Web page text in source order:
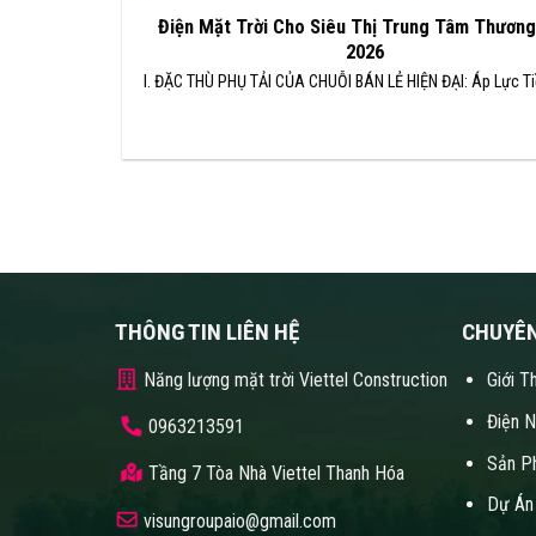
Điện Mặt Trời Cho Siêu Thị Trung Tâm
2026
I. ĐẶC THÙ PHỤ TẢI CỦA CHUỖI BÁN LẺ HIỆN ĐẠI: Áp Lực
THÔNG TIN LIÊN HỆ
Năng lượng mặt trời Viettel Construction
0963213591
Tầng 7 Tòa Nhà Viettel Thanh Hóa
visungroupaio@gmail.com
Giới
Điện
Sản
Dự